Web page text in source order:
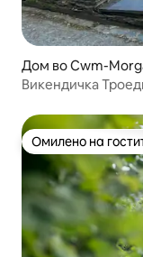
Дом во Cwm-
Викендичка
Омилено на
Омилено на